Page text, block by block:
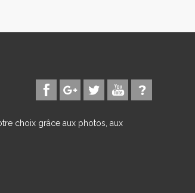
choix grâce aux photos, aux